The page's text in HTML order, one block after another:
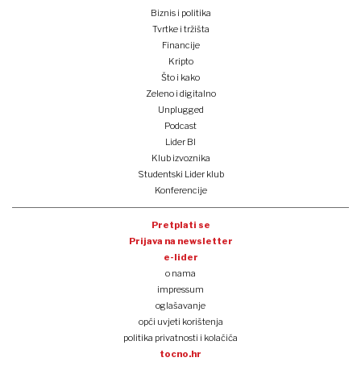
Biznis i politika
Tvrtke i tržišta
Financije
Kripto
Što i kako
Zeleno i digitalno
Unplugged
Podcast
Lider BI
Klub izvoznika
Studentski Lider klub
Konferencije
Pretplati se
Prijava na newsletter
e-lider
o nama
impressum
oglašavanje
opći uvjeti korištenja
politika privatnosti i kolačića
tocno.hr